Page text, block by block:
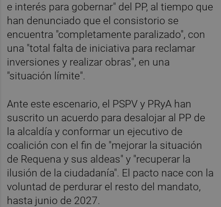
e interés para gobernar" del PP, al tiempo que
han denunciado que el consistorio se
encuentra "completamente paralizado", con
una "total falta de iniciativa para reclamar
inversiones y realizar obras", en una
"situación límite".
Ante este escenario, el PSPV y PRyA han
suscrito un acuerdo para desalojar al PP de
la alcaldía y conformar un ejecutivo de
coalición con el fin de "mejorar la situación
de Requena y sus aldeas" y "recuperar la
ilusión de la ciudadanía". El pacto nace con la
voluntad de perdurar el resto del mandato,
hasta junio de 2027.